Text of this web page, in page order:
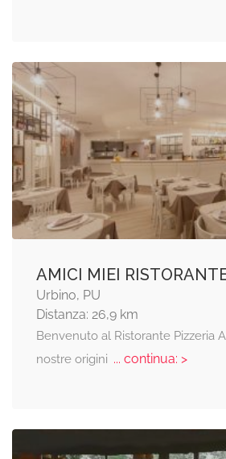
AMICI MIEI
Urbino, PU
Distanza: 26,9 km
Benvenuto al Ristorante Pizzeria
nostre origini ... continua: >